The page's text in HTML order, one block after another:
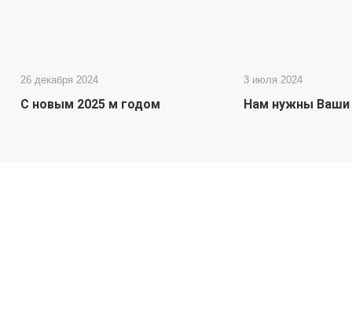
26 декабря 2024
С новым 2025 м годом
3 июля 2024
Нам нужны Ваши